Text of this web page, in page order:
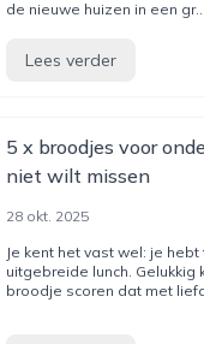
de nieuwe huizen in een gr...
Lees verder
5 x broodjes voor
niet wilt missen
28 okt. 2025
Je kent het vast wel: je
uitgebreide lunch. Gelukkig
broodje scoren dat met